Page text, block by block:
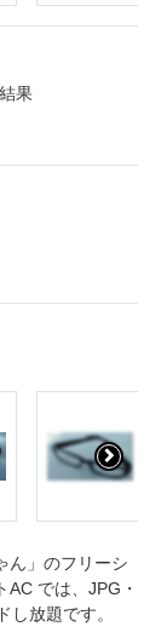
果
ん」のフリーシ
では、JPG・
放題です。